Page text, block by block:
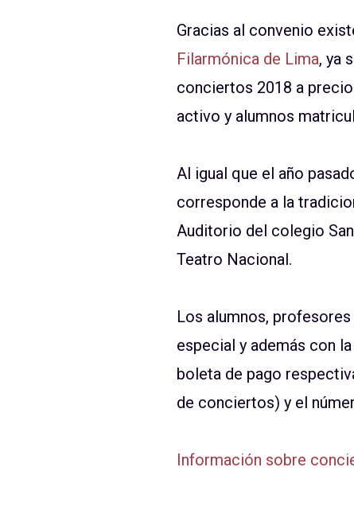
Gracias al convenio
Filarmónica de Lima, ya
conciertos 2018 a
activo y alumnos
Al igual que el año
corresponde a la
Auditorio del colegio
Teatro Nacional.
Los alumnos,
especial y además con
boleta de pago
de conciertos) y el
Información sobre